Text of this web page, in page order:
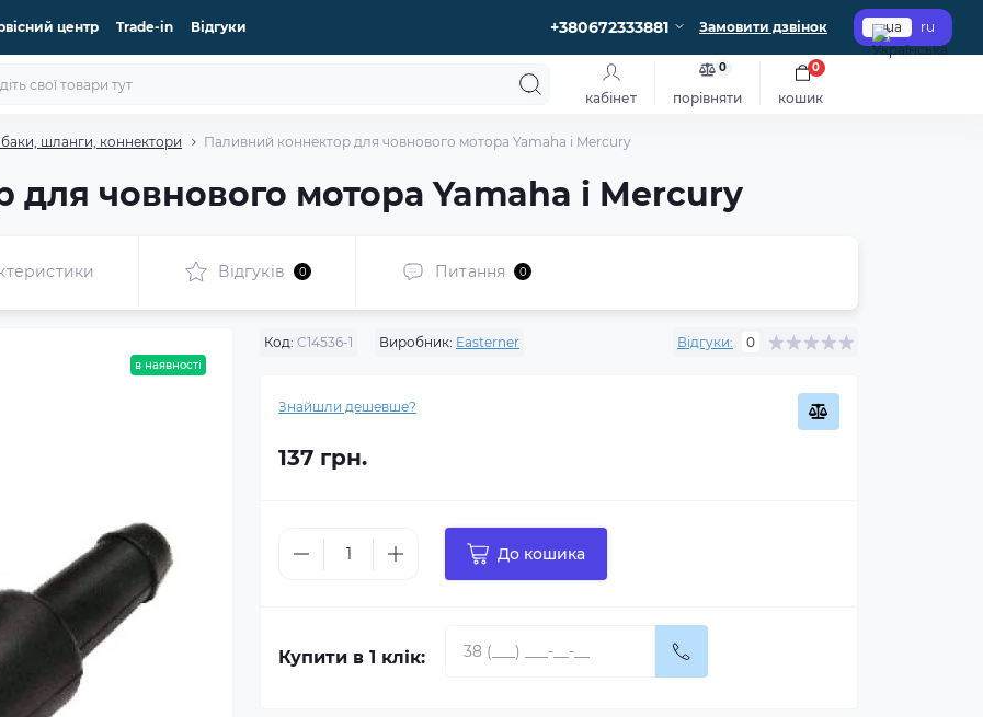
центр Trade-in Відгуки +380672333881 Замовити дзвінок ua ru
кабінет порівняти
0
кошик
0
шланги, коннектори Паливний коннектор для човнового мотора Yamaha і Mercury
човнового мотора Yamaha і Mercury
Відгуків 0 Питання 0
в наявності
Код: C14536-1 Виробник: Easterner Відгуки: 0
Знайшли дешевше?
137 грн.
До кошика
Купити в 1 клік: